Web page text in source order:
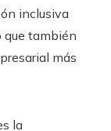
inclusiva
que también
más
la